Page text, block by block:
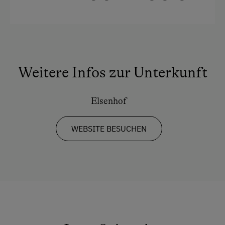
Kühlschrank
Weitere Infos zur Unterkunft
Elsenhof
WEBSITE BESUCHEN